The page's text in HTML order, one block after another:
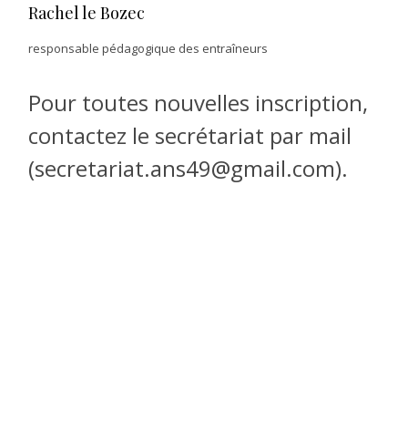
Rachel le Bozec
responsable pédagogique des entraîneurs
Pour toutes nouvelles inscription,
contactez le secrétariat par mail
(secretariat.ans49@gmail.com).